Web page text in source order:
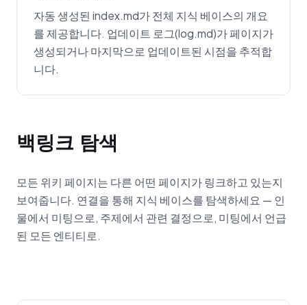
자동 생성된 index.md가 전체 지식 베이스의 개요
를 제공합니다. 업데이트 로그(log.md)가 페이지가
생성되거나 마지막으로 업데이트된 시점을 추적합
니다.
백링크 탐색
모든 위키 페이지는 다른 어떤 페이지가 링크하고 있는지
보여줍니다. 연결을 통해 지식 베이스를 탐색하세요 — 인
물에서 미팅으로, 주제에서 관련 결정으로, 미팅에서 언급
된 모든 엔티티로.